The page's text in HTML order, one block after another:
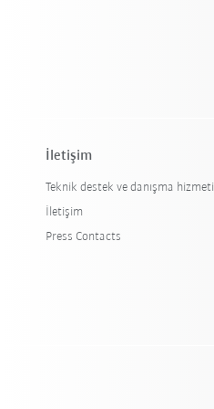
İletişim
Teknik destek ve danışma hizmeti
İletişim
Press Contacts